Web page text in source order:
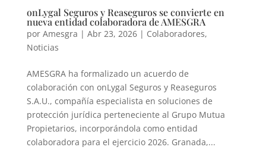
onLygal Seguros y Reaseguros se convierte en
nueva entidad colaboradora de AMESGRA
por Amesgra | Abr 23, 2026| Colaboradores,
Noticias
AMESGRA ha formalizado un acuerdo de
colaboración con onLygal Seguros y Reaseguros
S.A.U., compañía especialista en soluciones de
protección jurídica perteneciente al Grupo Mutua
Propietarios, incorporándola como entidad
colaboradora para el ejercicio 2026. Granada,...